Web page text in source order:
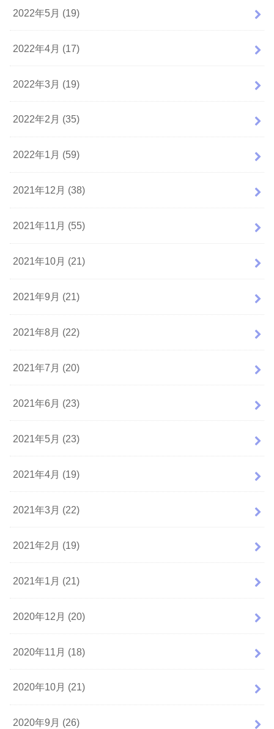
2022年5月 (19)
2022年4月 (17)
2022年3月 (19)
2022年2月 (35)
2022年1月 (59)
2021年12月 (38)
2021年11月 (55)
2021年10月 (21)
2021年9月 (21)
2021年8月 (22)
2021年7月 (20)
2021年6月 (23)
2021年5月 (23)
2021年4月 (19)
2021年3月 (22)
2021年2月 (19)
2021年1月 (21)
2020年12月 (20)
2020年11月 (18)
2020年10月 (21)
2020年9月 (26)